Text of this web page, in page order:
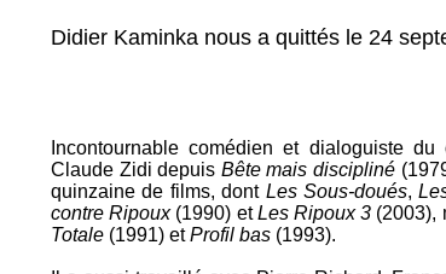
Didier Kaminka nous a quittés le 24
Incontournable comédien et dialoguiste
Claude Zidi depuis Bête mais discipliné
quinzaine de films, dont Les Sous-doués,
contre Ripoux(1990) etLes Ripoux 3 (2003),
Totale (1991) etProfil bas (1993).